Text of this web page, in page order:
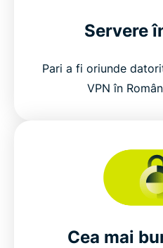
Servere
Pari a fi oriunde
VPN în
Cea mai